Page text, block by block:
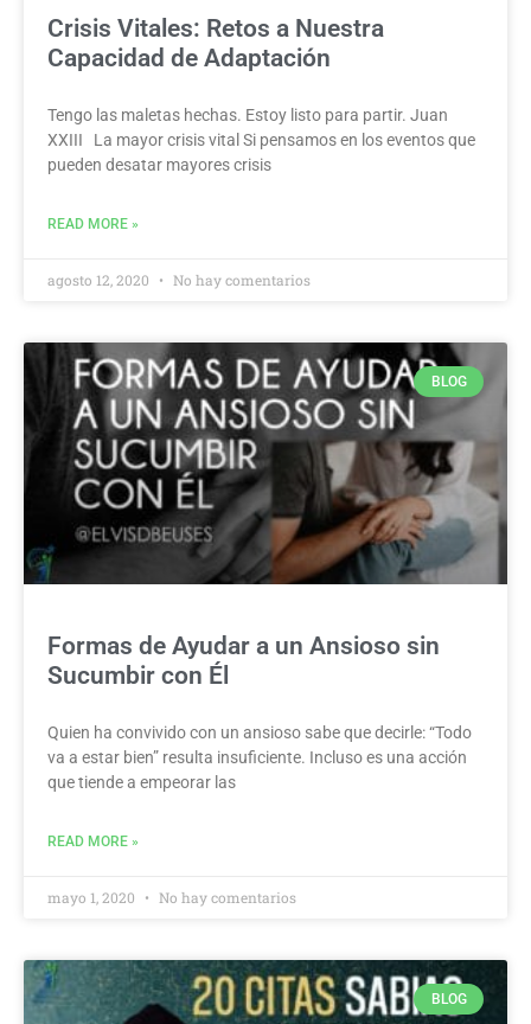
Crisis Vitales: Retos a Nuestra
Capacidad de Adaptación
Tengo las maletas hechas. Estoy listo para partir. Juan
XXIII La mayor crisis vital Si pensamos en los eventos que
pueden desatar mayores crisis
READ MORE »
agosto 12, 2020 No hay comentarios
BLOG
Formas de Ayudar a un Ansioso sin
Sucumbir con Él
Quien ha convivido con un ansioso sabe que decirle: “Todo
va a estar bien” resulta insuficiente. Incluso es una acción
que tiende a empeorar las
READ MORE »
mayo 1, 2020 No hay comentarios
BLOG